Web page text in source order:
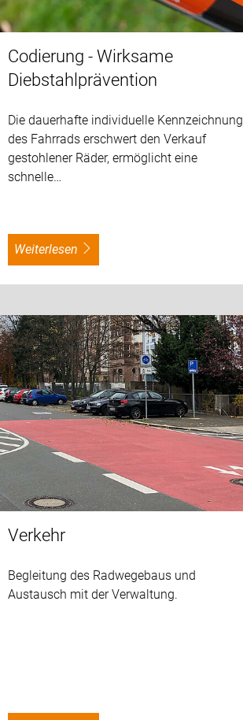
Codierung - Wirksame
Diebstahlprävention
Die dauerhafte individuelle Kennzeichnung
des Fahrrads erschwert den Verkauf
gestohlener Räder, ermöglicht eine
schnelle…
weiterlesen
Verkehr
Begleitung des Radwegebaus und
Austausch mit der Verwaltung.